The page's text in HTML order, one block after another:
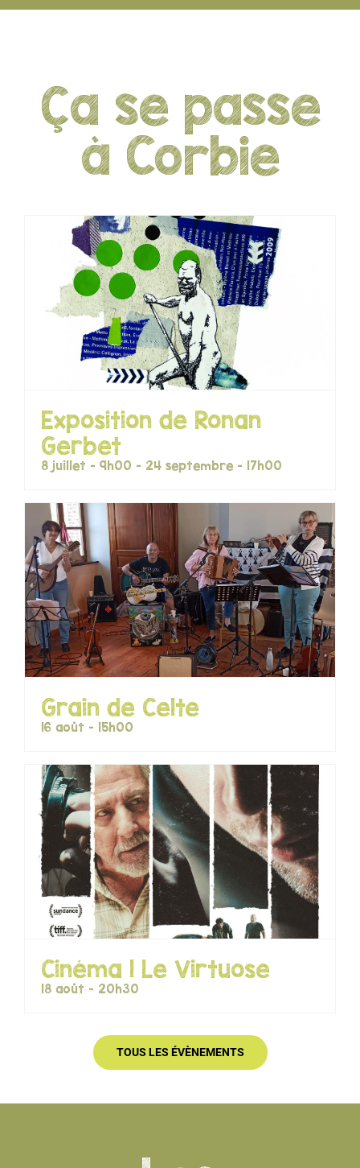
Ça se passe
à Corbie
Exposition de Ronan
Gerbet
8 juillet - 9h00 - 24 septembre - 17h00
Grain de Celte
16 août - 15h00
Cinéma | Le Virtuose
18 août - 20h30
TOUS LES ÉVÈNEMENTS